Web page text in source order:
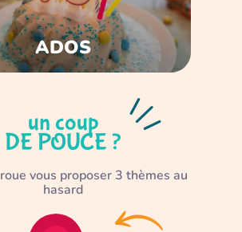
ADOS
un coup
DE POUCE ?
vous proposer 3 thèmes au
hasard